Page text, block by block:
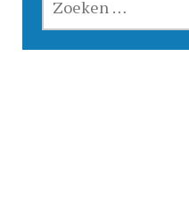
NAAR: